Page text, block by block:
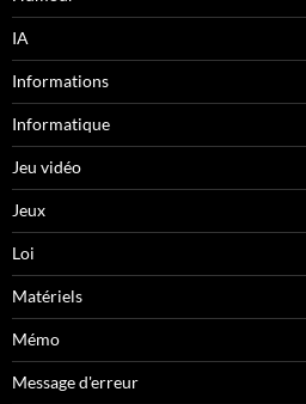
IA
Informations
Informatique
Jeu vidéo
Jeux
Loi
Matériels
Mémo
Message d'erreur